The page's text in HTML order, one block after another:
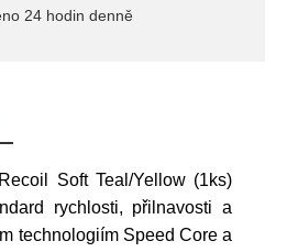
24 hodin denně
Soft Teal/Yellow (1ks)
rychlosti, přilnavosti a
technologiím Speed Core a